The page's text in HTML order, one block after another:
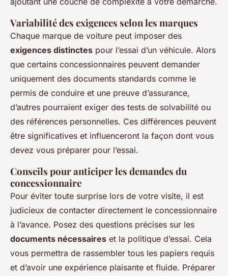
Variabilité des exigences selon les marques
Chaque marque de voiture peut imposer des
exigences distinctes pour l’essai d’un véhicule. Alors
que certains concessionnaires peuvent demander
uniquement des documents standards comme le
permis de conduire et une preuve d’assurance,
d’autres pourraient exiger des tests de solvabilité ou
des références personnelles. Ces différences peuvent
être significatives et influenceront la façon dont vous
devez vous préparer pour l’essai.
Conseils pour anticiper les demandes du
concessionnaire
Pour éviter toute surprise lors de votre visite, il est
judicieux de contacter directement le concessionnaire
à l’avance. Posez des questions précises sur les
documents nécessaires et la politique d’essai. Cela
vous permettra de rassembler tous les papiers requis
et d’avoir une expérience plaisante et fluide. Préparer